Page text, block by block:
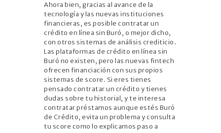
Ahora bien, gracias al avance de la
tecnología y las nuevas instituciones
financieras, es posible contratar un
crédito en línea sin Buró, o mejor dicho,
con otros sistemas de análisis crediticio.
Las plataformas de crédito en línea sin
Buró no existen, pero las nuevas fintech
ofrecen financiación con sus propios
sistemas de score. Si eres tienes
pensado contratar un crédito y tienes
dudas sobre tu historial, y te interesa
contratar préstamos aunque estés Buró
de Crédito, evita un problema y consulta
tu score como lo explicamos paso a